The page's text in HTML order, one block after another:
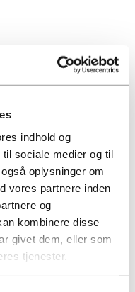
indhold og
sociale medier og til
oplysninger om
vores partnere inden
og
kombinere disse
givet dem, eller som
tjenester.
PL i det nuværende
idrætsfaglige
leveret idrætsfaglige
bedømmelsesudvalg.
taget endnu
at konstatere. Samtidig
bud har kunnet
på sportens og
tydelighed læst stedet
vil føje sig smukt ind